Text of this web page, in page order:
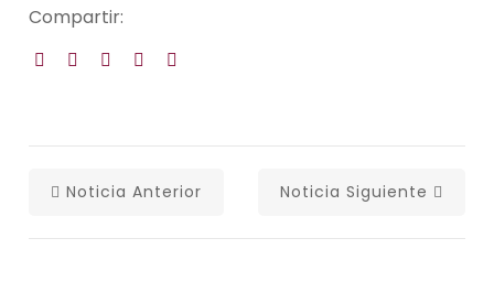
Compartir:
Noticia Anterior Noticia Siguiente